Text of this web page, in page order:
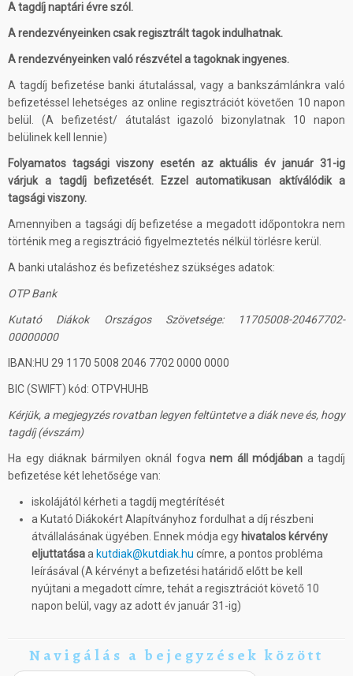
A tagdíj naptári évre szól.
A rendezvényeinken csak regisztrált tagok indulhatnak.
A rendezvényeinken való részvétel a tagoknak ingyenes.
A tagdíj befizetése banki átutalással, vagy a bankszámlánkra való
befizetéssel lehetséges az online regisztrációt követően 10 napon
belül. (A befizetést/ átutalást igazoló bizonylatnak 10 napon
belülinek kell lennie)
Folyamatos tagsági viszony esetén az aktuális év január 31-ig
várjuk a tagdíj befizetését. Ezzel automatikusan aktíválódik a
tagsági viszony.
Amennyiben a tagsági díj befizetése a megadott időpontokra nem
történik meg a regisztráció figyelmeztetés nélkül törlésre kerül.
A banki utaláshoz és befizetéshez szükséges adatok:
OTP Bank
Kutató Diákok Országos Szövetsége: 11705008-20467702-
00000000
IBAN:HU 29 1170 5008 2046 7702 0000 0000
BIC (SWIFT) kód: OTPVHUHB
Kérjük, a megjegyzés rovatban legyen feltüntetve a diák neve és, hogy
tagdíj (évszám)
Ha egy diáknak bármilyen oknál fogva nem áll módjában a tagdíj
befizetése két lehetősége van:
iskolájától kérheti a tagdíj megtérítését
a Kutató Diákokért Alapítványhoz fordulhat a díj részbeni
átvállalásának ügyében. Ennek módja egy hivatalos kérvény
eljuttatásaa kutdiak@kutdiak.hu címre, a pontos probléma
leírásával (A kérvényt a befizetési határidő előtt be kell
nyújtani a megadott címre, tehát a regisztrációt követő 10
napon belül, vagy az adott év január 31-ig)
Navigálás a bejegyzések között